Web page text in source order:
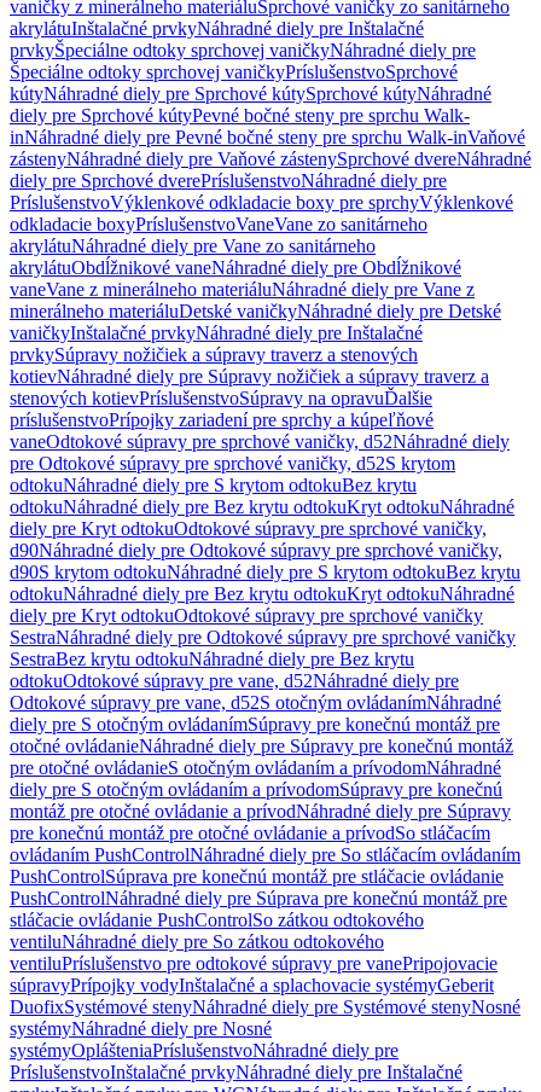
vaničky z minerálneho materiáluSprchové vaničky zo sanitárneho
akrylátuInštalačné prvkyNáhradné diely pre Inštalačné
prvkyŠpeciálne odtoky sprchovej vaničkyNáhradné diely pre
Špeciálne odtoky sprchovej vaničkyPríslušenstvoSprchové
kútyNáhradné diely pre Sprchové kútySprchové kútyNáhradné
diely pre Sprchové kútyPevné bočné steny pre sprchu Walk-
inNáhradné diely pre Pevné bočné steny pre sprchu Walk-inVaňové
zástenyNáhradné diely pre Vaňové zástenySprchové dvereNáhradné
diely pre Sprchové dverePríslušenstvoNáhradné diely pre
PríslušenstvoVýklenkové odkladacie boxy pre sprchyVýklenkové
odkladacie boxyPríslušenstvoVaneVane zo sanitárneho
akrylátuNáhradné diely pre Vane zo sanitárneho
akrylátuObdĺžnikové vaneNáhradné diely pre Obdĺžnikové
vaneVane z minerálneho materiáluNáhradné diely pre Vane z
minerálneho materiáluDetské vaničkyNáhradné diely pre Detské
vaničkyInštalačné prvkyNáhradné diely pre Inštalačné
prvkySúpravy nožičiek a súpravy traverz a stenových
kotievNáhradné diely pre Súpravy nožičiek a súpravy traverz a
stenových kotievPríslušenstvoSúpravy na opravuĎalšie
príslušenstvoPrípojky zariadení pre sprchy a kúpeľňové
vaneOdtokové súpravy pre sprchové vaničky, d52Náhradné diely
pre Odtokové súpravy pre sprchové vaničky, d52S krytom
odtokuNáhradné diely pre S krytom odtokuBez krytu
odtokuNáhradné diely pre Bez krytu odtokuKryt odtokuNáhradné
diely pre Kryt odtokuOdtokové súpravy pre sprchové vaničky,
d90Náhradné diely pre Odtokové súpravy pre sprchové vaničky,
d90S krytom odtokuNáhradné diely pre S krytom odtokuBez krytu
odtokuNáhradné diely pre Bez krytu odtokuKryt odtokuNáhradné
diely pre Kryt odtokuOdtokové súpravy pre sprchové vaničky
SestraNáhradné diely pre Odtokové súpravy pre sprchové vaničky
SestraBez krytu odtokuNáhradné diely pre Bez krytu
odtokuOdtokové súpravy pre vane, d52Náhradné diely pre
Odtokové súpravy pre vane, d52S otočným ovládanímNáhradné
diely pre S otočným ovládanímSúpravy pre konečnú montáž pre
otočné ovládanieNáhradné diely pre Súpravy pre konečnú montáž
pre otočné ovládanieS otočným ovládaním a prívodomNáhradné
diely pre S otočným ovládaním a prívodomSúpravy pre konečnú
montáž pre otočné ovládanie a prívodNáhradné diely pre Súpravy
pre konečnú montáž pre otočné ovládanie a prívodSo stláčacím
ovládaním PushControlNáhradné diely pre So stláčacím ovládaním
PushControlSúprava pre konečnú montáž pre stláčacie ovládanie
PushControlNáhradné diely pre Súprava pre konečnú montáž pre
stláčacie ovládanie PushControlSo zátkou odtokového
ventiluNáhradné diely pre So zátkou odtokového
ventiluPríslušenstvo pre odtokové súpravy pre vanePripojovacie
súpravyPrípojky vodyInštalačné a splachovacie systémyGeberit
DuofixSystémové stenyNáhradné diely pre Systémové stenyNosné
systémyNáhradné diely pre Nosné
systémyOplášteniaPríslušenstvoNáhradné diely pre
PríslušenstvoInštalačné prvkyNáhradné diely pre Inštalačné